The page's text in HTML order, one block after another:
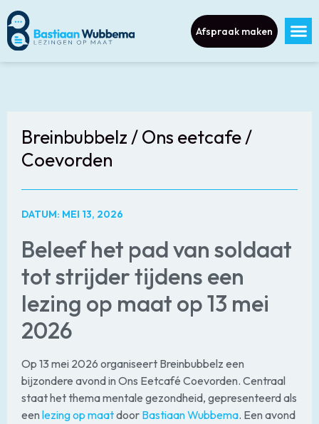
Afspraak maken
Breinbubbelz / Ons eetcafe /
Coevorden
DATUM: MEI 13, 2026
Beleef het pad van soldaat
tot strijder tijdens een
lezing op maat op 13 mei
2026
Op 13 mei 2026 organiseert Breinbubbelz een
bijzondere avond in Ons Eetcafé Coevorden. Centraal
staat het thema mentale gezondheid, gepresenteerd als
een lezing op maatdoor Bastiaan Wubbema. Een avond